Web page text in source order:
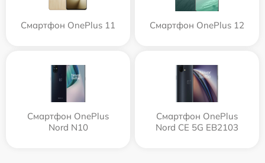
Смартфон OnePlus 11 Смартфон OnePlus 12
Смартфон OnePlus
Nord N10
Смартфон OnePlus
Nord CE 5G EB2103